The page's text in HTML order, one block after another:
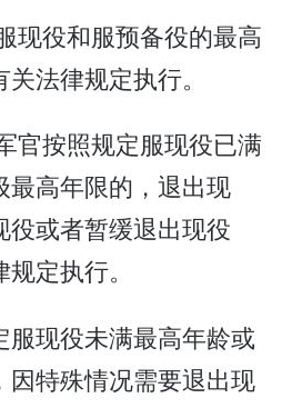
现役和服预备役的最高
法律规定执行。
官按照规定服现役已满
最高年限的，退出现
役或者暂缓退出现役
定执行。
服现役未满最高年龄或
因特殊情况需要退出现